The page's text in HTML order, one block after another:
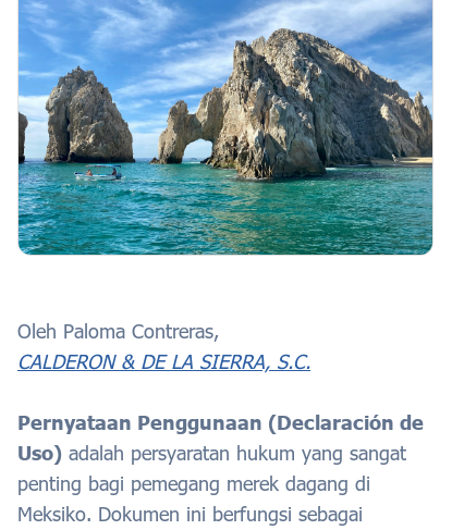
Oleh Paloma Contreras,
CALDERON & DE LA SIERRA, S.C.
Pernyataan Penggunaan (Declaración de
Uso) adalah persyaratan hukum yang sangat
penting bagi pemegang merek dagang di
Meksiko. Dokumen ini berfungsi sebagai